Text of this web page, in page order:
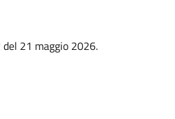
21 maggio 2026.